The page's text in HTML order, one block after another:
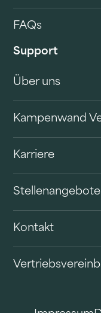
FAQs
Support
Über uns
Kampenwand
Karriere
Stellenangebote
Kontakt